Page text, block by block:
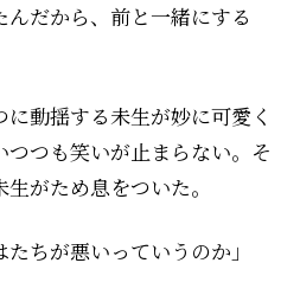
んだから、前と一緒にする
動揺する未生が妙に可愛く
つも笑いが止まらない。そ
がため息をついた。
たちが悪いっていうのか」